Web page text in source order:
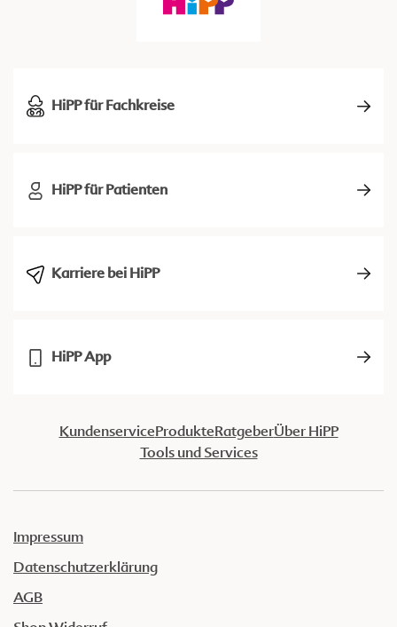
HiPP für Fachkreise
HiPP für Patienten
Karriere bei HiPP
HiPP App
KundenserviceProdukteRatgeberÜber HiPP
Tools und Services
Impressum
Datenschutzerklärung
AGB